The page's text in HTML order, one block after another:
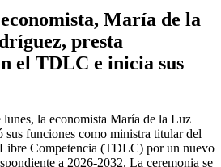
María de la
presta
el TDLC e inicia sus
lunes, la economista María de la Luz
funciones como ministra titular del
Competencia (TDLC) por un nuevo
a 2026-2032. La ceremonia se